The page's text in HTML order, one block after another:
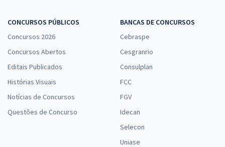
CONCURSOS PÚBLICOS
Concursos 2026
Concursos Abertos
Editais Publicados
Histórias Visuais
Notícias de Concursos
Questões de Concurso
BANCAS DE CONCURSOS
Cebraspe
Cesgranrio
Consulplan
FCC
FGV
Idecan
Selecon
Uniase